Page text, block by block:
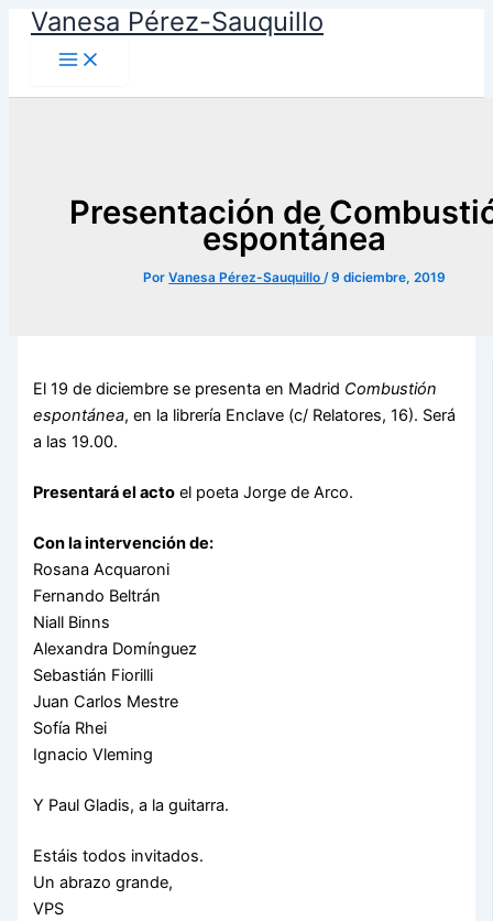
Vanesa Pérez-Sauquillo
Presentación de
espontánea
PorVanesa Pérez-Sauquillo/9 diciembre, 2019
El 19 de diciembre se presenta en Madrid Combustión
espontánea, en la librería Enclave (c/ Relatores, 16). Será
a las 19.00.
Presentará el acto el poeta Jorge de Arco.
Con la intervención de:
Rosana Acquaroni
Fernando Beltrán
Niall Binns
Alexandra Domínguez
Sebastián Fiorilli
Juan Carlos Mestre
Sofía Rhei
Ignacio Vleming
Y Paul Gladis, a la guitarra.
Estáis todos invitados.
Un abrazo grande,
VPS